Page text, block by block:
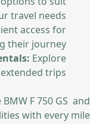
travel needs.
access for
their journey.
Explore
trips.
F 750 GS and
with every mile!